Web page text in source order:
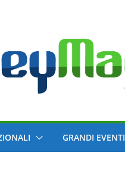
GRANDI EVENTI